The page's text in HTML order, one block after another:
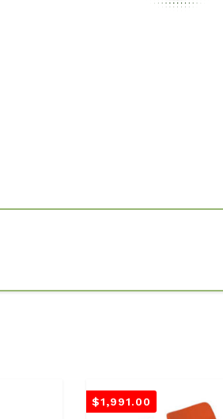
$1,991.00